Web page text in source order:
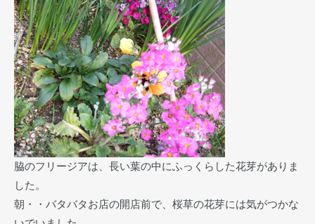
脇のフリージアは、長い葉の中にふっくらした花芽がありま
した。
朝・・バタバタお店の開店前で、桜草の花芽には気がつかな